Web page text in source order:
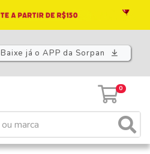
Baixe já o APP da Sorpan
0